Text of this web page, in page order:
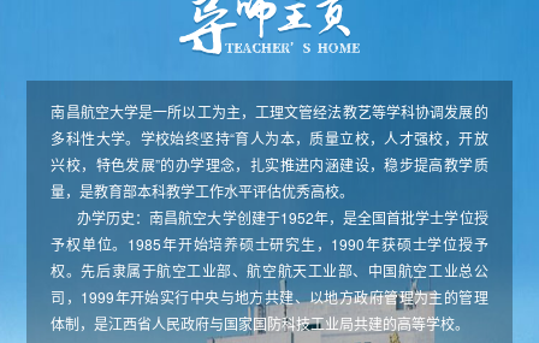
南昌航空大学是一所以工为主，工理文管经法教艺等学科协调发展的
多科性大学。学校始终坚持“育人为本，质量立校，人才强校，开放
兴校，特色发展”的办学理念，扎实推进内涵建设，稳步提高教学质
量，是教育部本科教学工作水平评估优秀高校。
办学历史：南昌航空大学创建于1952年，是全国首批学士学位授
予权单位。1985年开始培养硕士研究生，1990年获硕士学位授予
权。先后隶属于航空工业部、航空航天工业部、中国航空工业总公
司，1999年开始实行中央与地方共建、以地方政府管理为主的管理
体制，是江西省人民政府与国家国防科技工业局共建的高等学校。